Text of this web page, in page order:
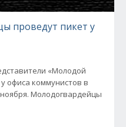
проведут пикет у
«Молодой
офиса коммунистов в
Молодогвардейцы